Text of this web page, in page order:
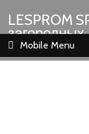
LESPROM
Mobile Menu